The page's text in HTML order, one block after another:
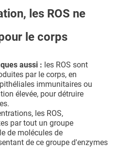
les ROS ne
le corps
aussi : les ROS sont
par le corps, en
immunitaires ou
élevée, pour détruire
les ROS,
par tout un groupe
de molécules de
de ce groupe d'enzymes